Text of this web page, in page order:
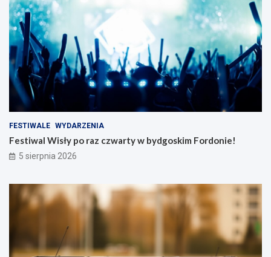
FESTIWALE WYDARZENIA
Festiwal Wisły po raz czwarty w bydgoskim Fordonie!
5 sierpnia 2026